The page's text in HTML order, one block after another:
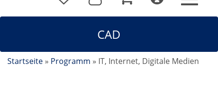
CAD
Startseite » Programm » IT, Internet, Digitale Medien